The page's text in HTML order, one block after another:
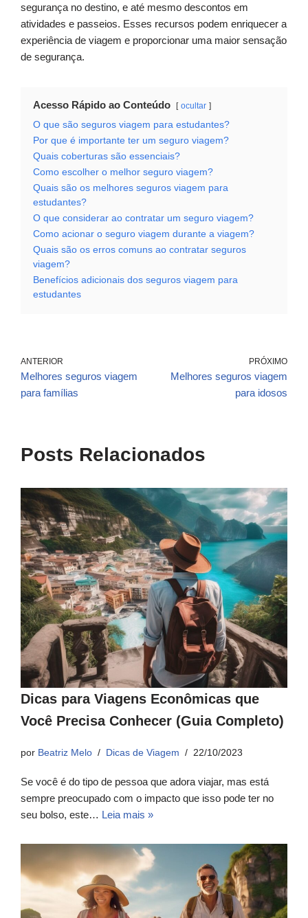
segurança no destino, e até mesmo descontos em
atividades e passeios. Esses recursos podem enriquecer a
experiência de viagem e proporcionar uma maior sensação
de segurança.
Acesso Rápido ao Conteúdo ocultar
O que são seguros viagem para estudantes?
Por que é importante ter um seguro viagem?
Quais coberturas são essenciais?
Como escolher o melhor seguro viagem?
Quais são os melhores seguros viagem para
estudantes?
O que considerar ao contratar um seguro viagem?
Como acionar o seguro viagem durante a viagem?
Quais são os erros comuns ao contratar seguros
viagem?
Benefícios adicionais dos seguros viagem para
estudantes
ANTERIOR
Melhores seguros viagem
para famílias
PRÓXIMO
Melhores seguros viagem
para idosos
Posts Relacionados
Dicas para Viagens Econômicas que
Você Precisa Conhecer (Guia Completo)
por Beatriz Melo Dicas de Viagem 22/10/2023
Se você é do tipo de pessoa que adora viajar, mas está
sempre preocupado com o impacto que isso pode ter no
seu bolso, este… Leia mais »